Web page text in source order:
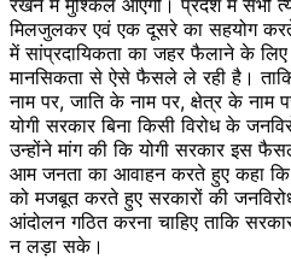
मिलजुलकर एवं एक दूसरे का सहयोग
में सांप्रदायिकता का जहर फैलाने के
मानसिकता से ऐसे फैसले ले रही है।
नाम पर, जाति के नाम पर, क्षेत्र के
योगी सरकार बिना किसी विरोध के
उन्होंने मांग की कि योगी सरकार इस
आम जनता का आवाहन करते हुए कहा
को मजबूत करते हुए सरकारों की
आंदोलन गठित करना चाहिए ताकि
न लड़ा सके।